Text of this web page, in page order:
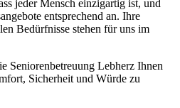
jeder Mensch einzigartig ist, und
entsprechend an. Ihre
Bedürfnisse stehen für uns im
Seniorenbetreuung Lebherz Ihnen
Sicherheit und Würde zu